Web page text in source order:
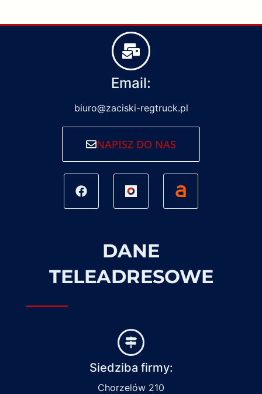
Email:
biuro@zaciski-regtruck.pl
NAPISZ DO NAS
DANE
TELEADRESOWE
Siedziba firmy:
Chorzelów 210